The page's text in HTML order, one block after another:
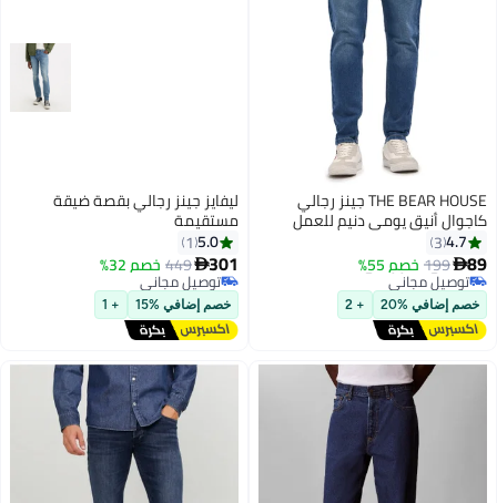
THE BEAR HOUSE جينز رجالي
كاجوال أنيق يومي دنيم للعمل
والسفر والنزهات، ملابس سفلى
متعددة الاستخدامات مناسبة
لجميع المناسبات والفصول
4.7
3
89
199خصم 55%
#1 في جينز رجالي
توصيل مجاني
#1 في جينز رجالي
خصم إضافي %20 + 2
ليفايز جينز رجالي بقصة ضيقة
مستقيمة
5.0
1
301
449خصم 32%
توصيل مجاني
توصيل مجاني
خصم إضافي %15 + 1